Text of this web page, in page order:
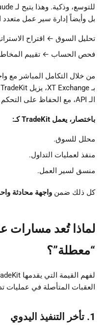
بل وأيضاً إدارة سير عمل
تحليل السوق ← اقتراح
فحص الحساب ← تقييم
من خلال التكامل المباشر مع
الـ API، مع الحفاظ على التحكم الكامل والشفافية للمستخدم.
باختصار، يعمل TradeKit كـ:
محلل للسوق.
منفذ لعمليات التداول.
منسق لسير العمل.
كل ذلك ضمن واجهة محادثة
لماذا تُعد مسارات
“معطلة”؟
العقبات المتأصلة في عمليات
1. تأخر التنفيذ اليدوي